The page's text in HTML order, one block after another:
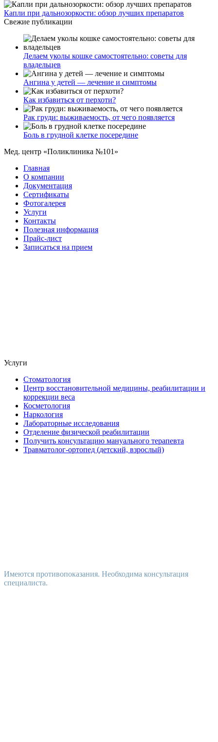
Капли при дальнозоркости: обзор лучших препаратов
Свежие публикации
Делаем уколы кошке самостоятельно: советы для
владельцев
Ангина у детей — лечение и симптомы
Как избавиться от перхоти?
Рак груди: выживаемость, от чего появляется
Боль в грудной клетке посередине
Мед. центр «Поликлиника №101»
Главная
О компании
Документация
Сертификаты
Фотогалерея
Услуги
Контакты
Полезная информация
Прайс-лист
Записаться на прием
Услуги
Стоматология
Центр восстановительной медицины, реабилитации и
коррекции веса
Косметология
Наркология
Лабораторные исследования
Отделение физической реабилитации
Получить консультацию мануального терапевта
Травматолог-ортопед (детский, взрослый)
Имеются противопоказания. Необходима консультация
специалиста.